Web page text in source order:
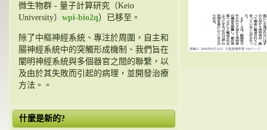
微生物群 - 量子計算研究（Keio
University） wpi-bio2q）已移至。
除了中樞神經系統、專注於周圍，自主和
腸神經系統中的突觸形成機制、我們旨在
闡明神經系統與多個器官之間的聯繫，以
及由於其失敗而引起的病理，並開發治療
方法。。
什麼是新的?